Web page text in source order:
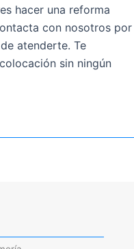
hacer una reforma
con nosotros por
atenderte. Te
sin ningún